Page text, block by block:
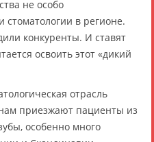
не особо
стоматологии в регионе.
конкуренты. И ставят
освоить этот «дикий
отрасль
приезжают пациенты из
особенно много